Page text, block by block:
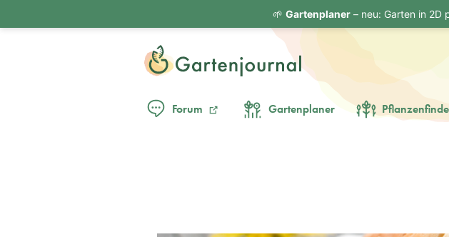
Forum Gartenplaner
🌱 Gartenplaner– neu: Garten in 2D